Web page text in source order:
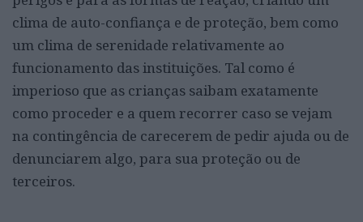
clima de auto-confiança e de proteção, bem como
um clima de serenidade relativamente ao
funcionamento das instituições. Tal como é
imperioso que as crianças saibam exatamente
como proceder e a quem recorrer caso se vejam
na contingência de carecerem de pedir ajuda ou de
denunciarem algo, para sua proteção ou de
terceiros.